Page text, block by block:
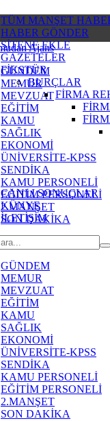
TÜM MANŞET
HABER GÖNDER
SİTENE EKLE
GAZETELER
FİKSTÜR
BURÇLAR
FİRMA
CANLI SONUÇLAR
KÜNYE
İLETİŞİM
GÜNDEM
MEMUR
MEVZUAT
EĞİTİM
KAMU
SAĞLIK
EKONOMİ
ÜNİVERSİTE-KPSS
SENDİKA
KAMU PERSONELİ
EĞİTİM PERSONELİ
2.MANŞET
SON DAKİKA
GÜNDEM
MEMUR
MEVZUAT
EĞİTİM
KAMU
SAĞLIK
EKONOMİ
ÜNİVERSİTE-KPSS
SENDİKA
KAMU PERSONELİ
EĞİTİM PERSONELİ
2.MANŞET
SON DAKİKA